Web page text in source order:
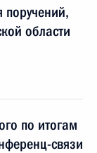
поручений,
области
по итогам
связи